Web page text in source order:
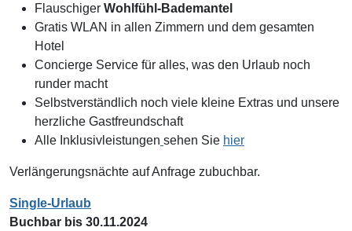
Flauschiger Wohlfühl-Bademantel
Gratis WLAN in allen Zimmern und dem gesamten
Hotel
Concierge Service für alles, was den Urlaub noch
runder macht
Selbstverständlich noch viele kleine Extras und unsere
herzliche Gastfreundschaft
Alle Inklusivleistungen sehen Sie hier
Verlängerungsnächte auf Anfrage zubuchbar.
Single-Urlaub
Buchbar bis 30.11.2024